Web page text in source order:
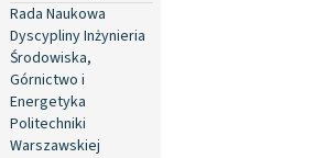
Rada Naukowa
Dyscypliny Inżynieria
Środowiska,
Górnictwo i
Energetyka
Politechniki
Warszawskiej